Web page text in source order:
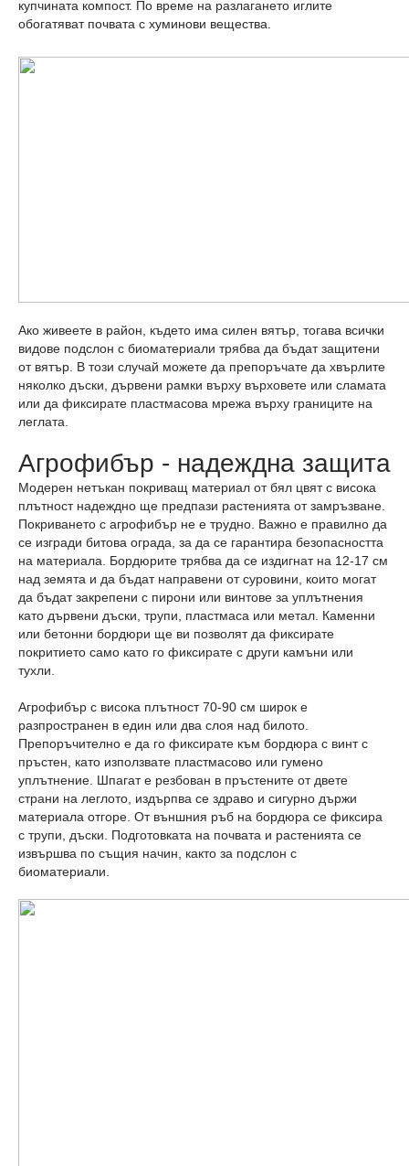
купчината компост. По време на разлагането иглите
обогатяват почвата с хуминови вещества.
Ако живеете в район, където има силен вятър, тогава всички
видове подслон с биоматериали трябва да бъдат защитени
от вятър. В този случай можете да препоръчате да хвърлите
няколко дъски, дървени рамки върху върховете или сламата
или да фиксирате пластмасова мрежа върху границите на
леглата.
Агрофибър - надеждна защита
Модерен нетъкан покриващ материал от бял цвят с висока
плътност надеждно ще предпази растенията от замръзване.
Покриването с агрофибър не е трудно. Важно е правилно да
се изгради битова ограда, за да се гарантира безопасността
на материала. Бордюрите трябва да се издигнат на 12-17 см
над земята и да бъдат направени от суровини, които могат
да бъдат закрепени с пирони или винтове за уплътнения
като дървени дъски, трупи, пластмаса или метал. Каменни
или бетонни бордюри ще ви позволят да фиксирате
покритието само като го фиксирате с други камъни или
тухли.
Агрофибър с висока плътност 70-90 см широк е
разпространен в един или два слоя над билото.
Препоръчително е да го фиксирате към бордюра с винт с
пръстен, като използвате пластмасово или гумено
уплътнение. Шпагат е резбован в пръстените от двете
страни на леглото, издърпва се здраво и сигурно държи
материала отгоре. От външния ръб на бордюра се фиксира
с трупи, дъски. Подготовката на почвата и растенията се
извършва по същия начин, както за подслон с
биоматериали.